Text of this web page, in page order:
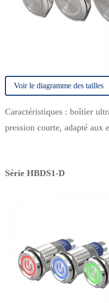
Voir le diagramme des tailles
Caractéristiques : boîtier
pression courte, adapté aux
Série HBDS1-D